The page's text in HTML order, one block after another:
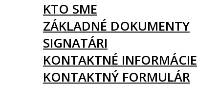
KTO SME
ZÁKLADNÉ DOKUMENTY
SIGNATÁRI
KONTAKTNÉ INFORMÁCIE
KONTAKTNÝ FORMULÁR